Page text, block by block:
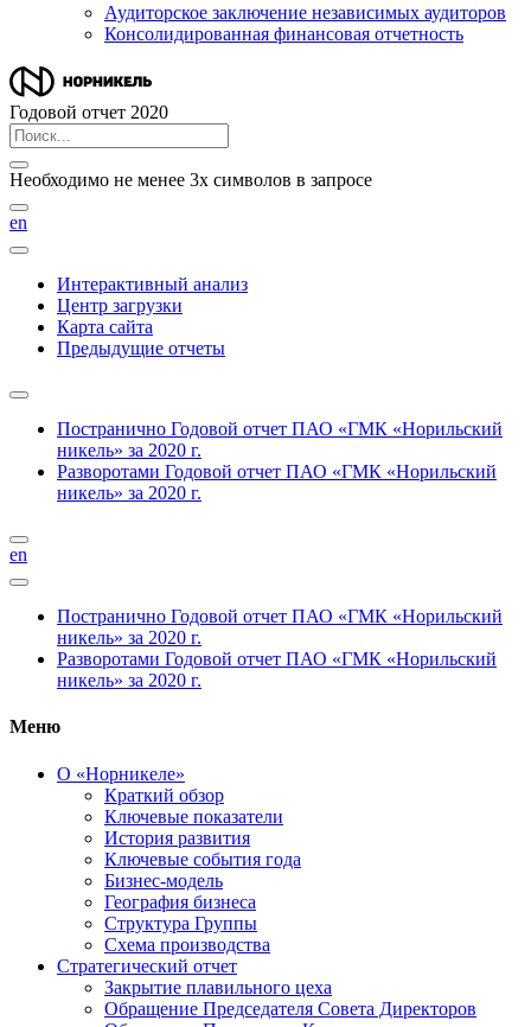
Аудиторское заключение независимых аудиторов
Консолидированная финансовая отчетность
Годовой отчет 2020
Необходимо не менее 3х символов в запросе
en
Интерактивный анализ
Центр загрузки
Карта сайта
Предыдущие отчеты
Постранично Годовой отчет ПАО «ГМК «Норильский
никель» за 2020 г.
Разворотами Годовой отчет ПАО «ГМК «Норильский
никель» за 2020 г.
en
Постранично Годовой отчет ПАО «ГМК «Норильский
никель» за 2020 г.
Разворотами Годовой отчет ПАО «ГМК «Норильский
никель» за 2020 г.
Меню
О «Норникеле»
Краткий обзор
Ключевые показатели
История развития
Ключевые события года
Бизнес-модель
География бизнеса
Структура Группы
Схема производства
Стратегический отчет
Закрытие плавильного цеха
Обращение Председателя Совета Директоров